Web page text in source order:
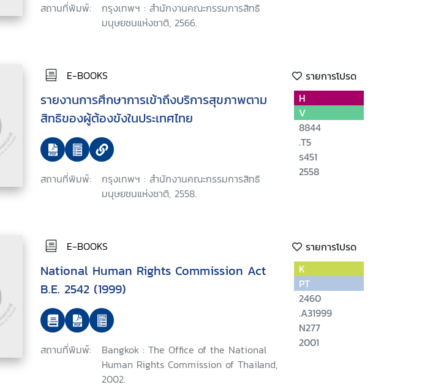
สถานที่พิมพ์:
กรุงเทพฯ : สำนักงานคณะกรรมการสิทธิ
มนุษยชนแห่งชาติ, 2566.
E-BOOKS รายการโปรด
รายงานการศึกษาการเข้าถึงบริการสุขภาพตาม
สิทธิของผู้ต้องขังในประเทศไทย
สถานที่พิมพ์:
กรุงเทพฯ : สำนักงานคณะกรรมการสิทธิ
มนุษยชนแห่งชาติ, 2558.
H
V
8844
.T5
ร451
2558
E-BOOKS รายการโปรด
National Human Rights Commission Act
B.E. 2542 (1999)
สถานที่พิมพ์:
Bangkok : The Office of the National
Human Rights Commission of Thailand,
2002.
K
PT
2460
.A31999
N277
2001